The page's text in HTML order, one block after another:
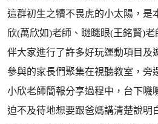
這群初生之犢不畏虎的小太陽，是
欣(萬欣如)老師、瞇瞇眼(王銘賢)
伴大家進行了許多好玩運動項目及
參與的家長們聚集在視聽教室，旁
小欣老師簡報分享過程中，台下嘰
迫不及待地想要跟爸媽講清楚說明